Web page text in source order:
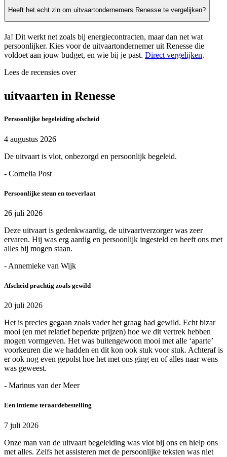
Heeft het echt zin om uitvaartondernemers Renesse te vergelijken?
Ja! Dit werkt net zoals bij energiecontracten, maar dan net wat
persoonlijker. Kies voor de uitvaartondernemer uit Renesse die
voldoet aan jouw budget, en wie bij je past. Direct vergelijken.
Lees de recensies over
uitvaarten in Renesse
Persoonlijke begeleiding afscheid
4 augustus 2026
De uitvaart is vlot, onbezorgd en persoonlijk begeleid.
- Cornelia Post
Persoonlijke steun en toeverlaat
26 juli 2026
Deze uitvaart is gedenkwaardig, de uitvaartverzorger was zeer
ervaren. Hij was erg aardig en persoonlijk ingesteld en heeft ons met
alles bij mogen staan.
- Annemieke van Wijk
Afscheid prachtig zoals gewild
20 juli 2026
Het is precies gegaan zoals vader het graag had gewild. Echt bizar
mooi (en met relatief beperkte prijzen) hoe we dit vertrek hebben
mogen vormgeven. Het was buitengewoon mooi met alle ‘aparte’
voorkeuren die we hadden en dit kon ook stuk voor stuk. Achteraf is
er ook nog even gepolst hoe het met ons ging en of alles naar wens
was geweest.
- Marinus van der Meer
Een intieme teraardebestelling
7 juli 2026
Onze man van de uitvaart begeleiding was vlot bij ons en hielp ons
met alles. Zelfs het assisteren met de persoonlijke teksten was niet